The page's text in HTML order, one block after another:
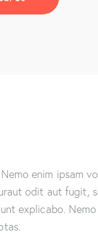
enim ipsam
odit aut fugit,
explicabo.